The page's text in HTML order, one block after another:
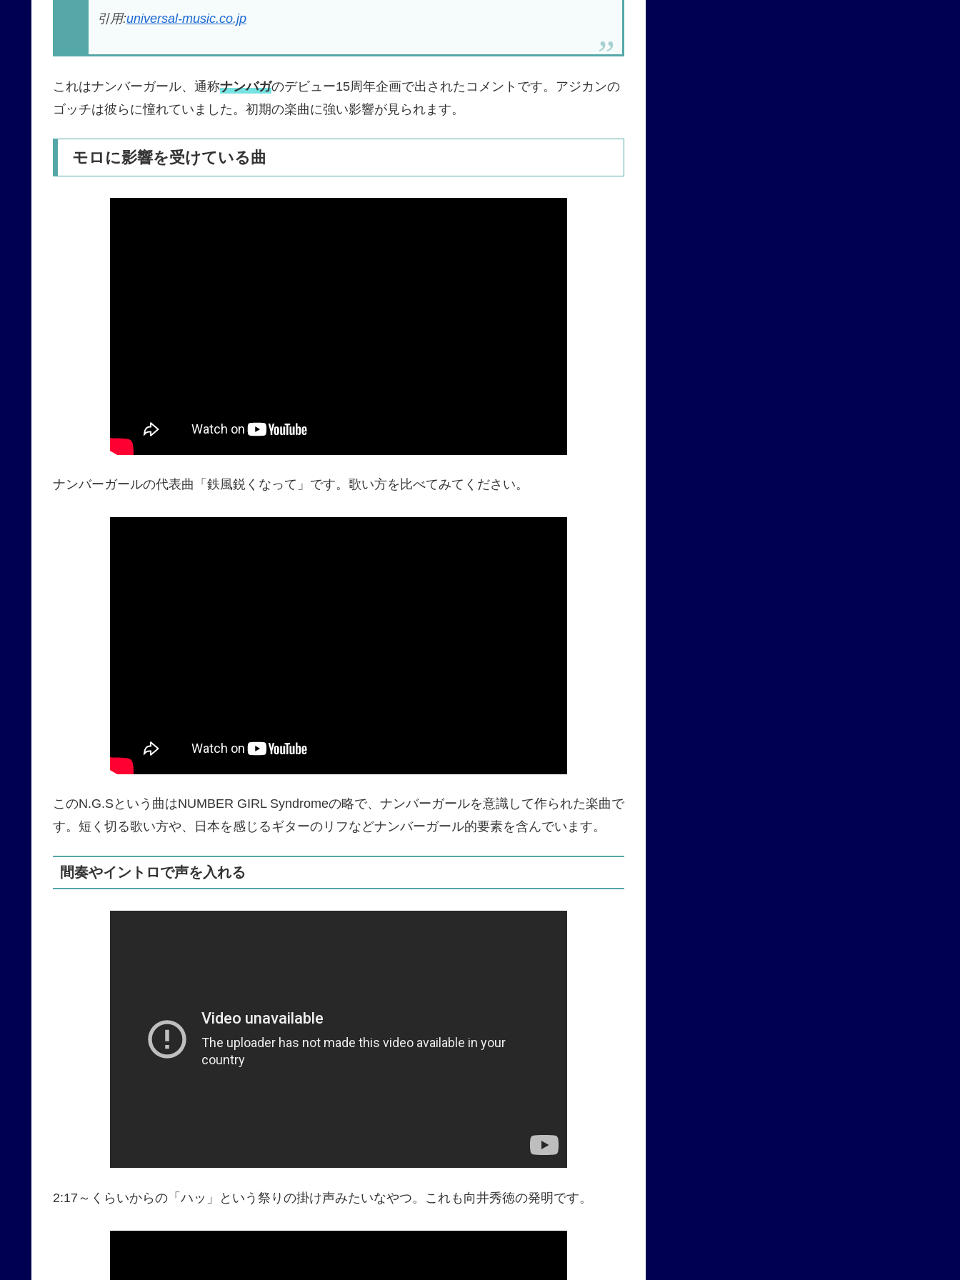
引用:universal-music.co.jp
これはナンバーガール、通称ナンバガのデビュー15周年企画で出されたコメントです。アジカンの
ゴッチは彼らに憧れていました。初期の楽曲に強い影響が見られます。
モロに影響を受けている曲
ナンバーガールの代表曲「鉄風鋭くなって」です。歌い方を比べてみてください。
このN.G.Sという曲はNUMBER GIRL Syndromeの略で、ナンバーガールを意識して作られた楽曲で
す。短く切る歌い方や、日本を感じるギターのリフなどナンバーガール的要素を含んでいます。
間奏やイントロで声を入れる
2:17～くらいからの「ハッ」という祭りの掛け声みたいなやつ。これも向井秀徳の発明です。